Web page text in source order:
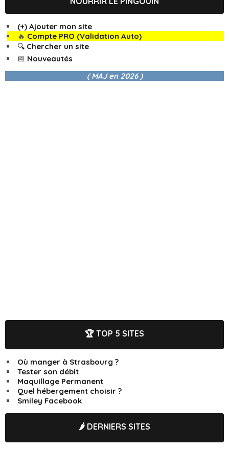
(+) Ajouter mon site
🔥 Compte PRO (Validation Auto)
🔍 Chercher un site
📅 Nouveautés
( MAJ en 2026 )
🏆 TOP 5 SITES
Où manger à Strasbourg ?
Tester son débit
Maquillage Permanent
Quel hébergement choisir ?
Smiley Facebook
🌶️ DERNIERS SITES